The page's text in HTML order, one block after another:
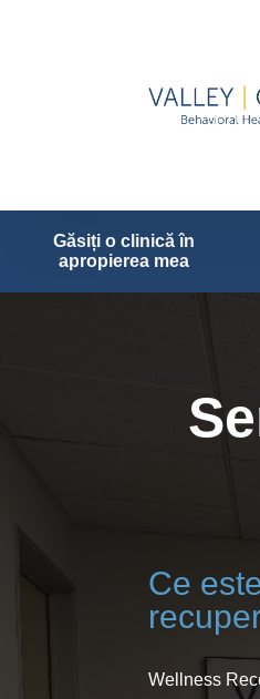
Găsiți o clinică în
apropierea mea
Ce
Wellness